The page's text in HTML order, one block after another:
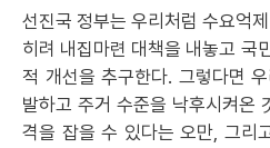
선진국 정부는 우리처럼 수요억
히려 내집마련 대책을 내놓고 국
적 개선을 추구한다. 그렇다면
발하고 주거 수준을 낙후시켜온
격을 잡을 수 있다는 오만, 그리